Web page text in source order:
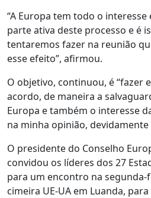
“A Europa tem todo o
parte ativa deste processo e é
tentaremos fazer na reunião
esse efeito”, afirmou.
O objetivo, continuou, é “fazer
acordo, de maneira a
Europa e também o interesse
na minha opinião, devidamente
O presidente do Conselho
convidou os líderes dos 27
para um encontro na segunda-
cimeira UE-UA em Luanda,